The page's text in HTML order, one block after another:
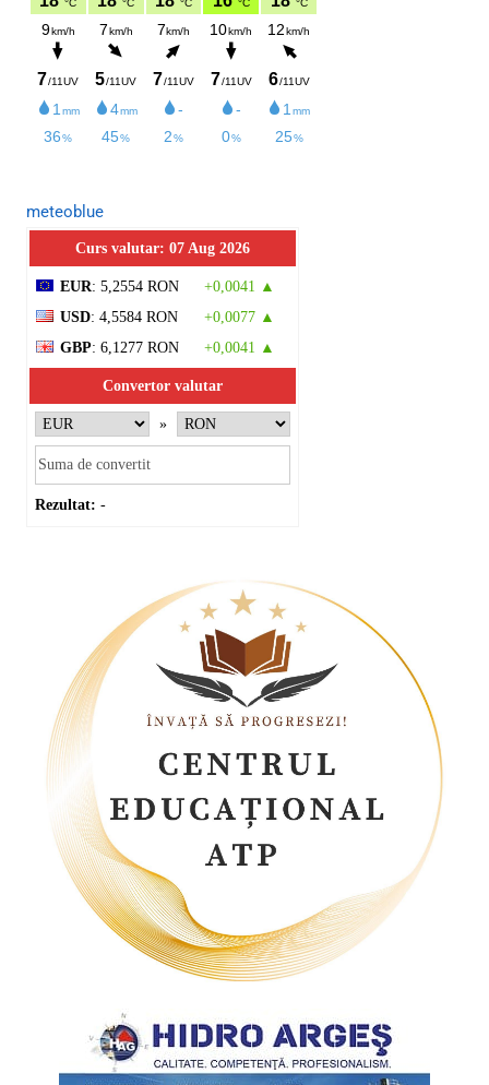
meteoblue
Curs valutar: 07 Aug 2026
EUR: 5,2554 RON
+0,0041 ▲
USD: 4,5584 RON
+0,0077 ▲
GBP: 6,1277 RON +0,0041 ▲
Convertor valutar
»
Rezultat: -